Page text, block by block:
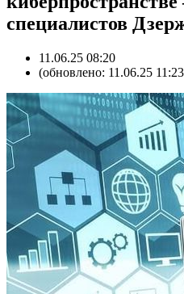
специалистов
11.06.25 08:20
(обновлено: 11.06.25